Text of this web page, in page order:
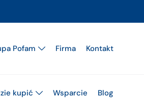
Pofam Firma Kontakt
kupić Wsparcie Blog